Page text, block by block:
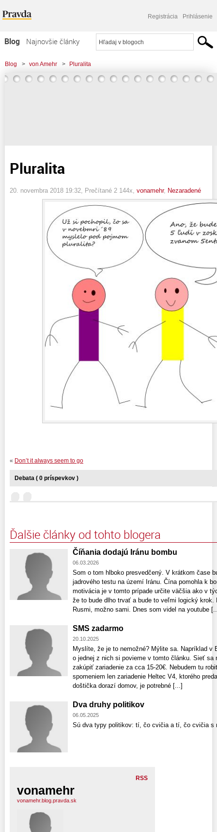
Registrácia Prihlásenie
Blog
Najnovšie články
Najčítanejšie články
Najkomentovanejšie články
Blog > von Amehr > Pluralita
Pluralita
20. novembra 2018 19:32 , Prečítané 2 144x, vonamehr, Nezaradené
« Don’t it always seem to go
Debata ( 0 príspevkov )
Ďalšie články od tohto blogera
Číňania dodajú Iránu bombu
06.03.2026
Som o tom hlboko presvedčený. V krátkom čase
jadrového testu na území Iránu. Čína pomohla k
motivácia je v tomto prípade určite väčšia ako v
že to bude dlho trvať a bude to veľmi logický krok.
Rusmi, možno sami. Dnes som videl na youtube
SMS zadarmo
20.10.2025
Myslíte, že je to nemožné? Mýlite sa. Napríklad v
o jednej z nich si povieme v tomto článku. Sieť sa
zakúpiť zariadenie za cca 15-20€. Nebudem tu
spomeniem len zariadenie Heltec V4, ktorého
doštička dorazí domov, je potrebné [...]
Dva druhy politikov
06.05.2025
Sú dva typy politikov: tí, čo cvičia a tí, čo cvičia s
RSS
vonamehr
vonamehr.blog.pravda.sk